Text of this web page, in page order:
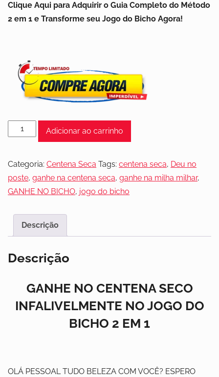
Clique Aqui para Adquirir o Guia Completo do Método
2 em 1 e Transforme seu Jogo do Bicho Agora!
Adicionar ao carrinho
Categoria: Centena Seca Tags: centena seca, Deu no
poste, ganhe na centena seca, ganhe na milha milhar,
GANHE NO BICHO, jogo do bicho
Descrição
Descrição
GANHE NO CENTENA SECO
INFALIVELMENTE NO JOGO DO
BICHO 2 EM 1
OLÁ PESSOAL TUDO BELEZA COM VOCÊ? ESPERO